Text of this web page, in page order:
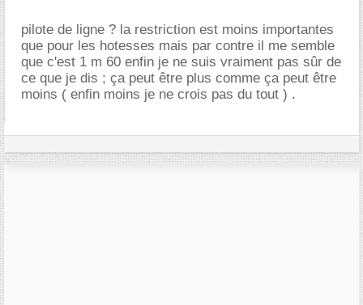
pilote de ligne ? la restriction est moins importantes
que pour les hotesses mais par contre il me semble
que c'est 1 m 60 enfin je ne suis vraiment pas sûr de
ce que je dis ; ça peut être plus comme ça peut être
moins ( enfin moins je ne crois pas du tout ) .